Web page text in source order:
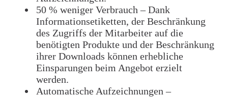
50 % weniger Verbrauch – Dank
Informationsetiketten, der Beschränkung
des Zugriffs der Mitarbeiter auf die
benötigten Produkte und der Beschränkung
ihrer Downloads können erhebliche
Einsparungen beim Angebot erzielt
werden.
Automatische Aufzeichnungen –